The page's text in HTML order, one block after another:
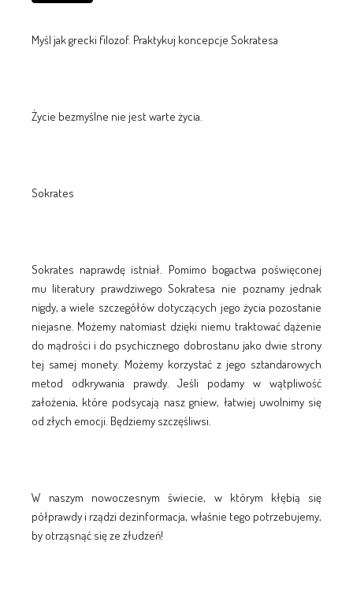
Myśl jak grecki filozof. Praktykuj koncepcje Sokratesa
Życie bezmyślne nie jest warte życia.
Sokrates
Sokrates naprawdę istniał. Pomimo bogactwa poświęconej
mu literatury prawdziwego Sokratesa nie poznamy jednak
nigdy, a wiele szczegółów dotyczących jego życia pozostanie
niejasne. Możemy natomiast dzięki niemu traktować dążenie
do mądrości i do psychicznego dobrostanu jako dwie strony
tej samej monety. Możemy korzystać z jego sztandarowych
metod odkrywania prawdy. Jeśli podamy w wątpliwość
założenia, które podsycają nasz gniew, łatwiej uwolnimy się
od złych emocji. Będziemy szczęśliwsi.
W naszym nowoczesnym świecie, w którym kłębią się
półprawdy i rządzi dezinformacja, właśnie tego potrzebujemy,
by otrząsnąć się ze złudzeń!